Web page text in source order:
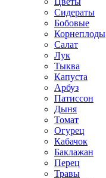
Сидераты
Бобовые
Корнеплоды
Салат
Лук
Тыква
Капуста
Арбуз
Патиссон
Дыня
Томат
Огурец
Кабачок
Баклажан
Перец
Травы